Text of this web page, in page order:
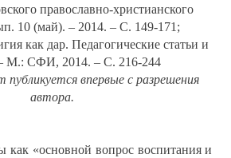
православно-христианского
10 (май). – 2014. – С. 149-171;
как дар. Педагогические статьи и
М.: СФИ, 2014. – С. 216-244
впервые с разрешения
автора.
как «основной вопрос воспитания и